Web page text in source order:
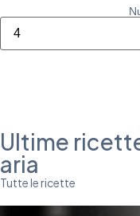
Ultime
aria
Tutte le ricette